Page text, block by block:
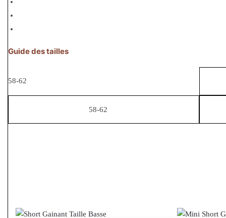
Guide des tailles
58-62
58-62